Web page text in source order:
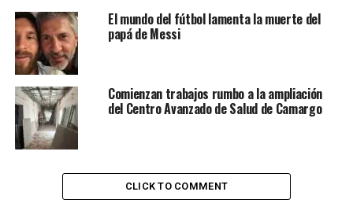
El mundo del fútbol lamenta la muerte del
papá de Messi
Comienzan trabajos rumbo a la ampliación
del Centro Avanzado de Salud de Camargo
CLICK TO COMMENT